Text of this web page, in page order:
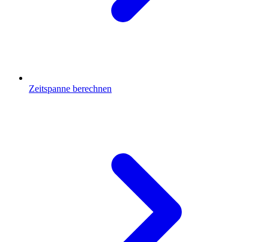
Zeitspanne berechnen